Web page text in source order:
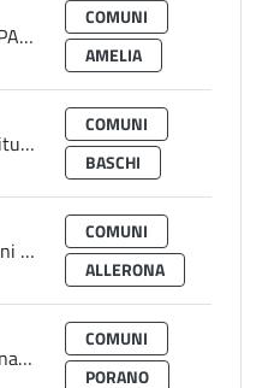
CONFERENZA STAMPA in Provincia, presentazione Fiera del Lavoro e Biennale Umbria letteraria ad Amelia
COMUNI
AMELIA
Baschi, Comune sostituisce oltre mille punti luce con sistemi a led: risparmio energetico del 59 per cento
COMUNI
BASCHI
Allerona, torna domani tradizionale Festa dei Pugnaloni
COMUNI
ALLERONA
Porano, torna rassegna culturale estiva dopo stop pandemia: Location Villa Paolina e centro storico
COMUNI
PORANO